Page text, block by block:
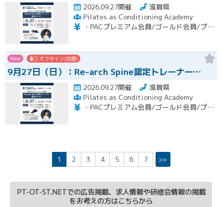
2026.09.27開催
滋賀県
Pilates as Conditioning Academy
・PACプレミアム会員/ゴールド会員/プラチナ会員：9,900円（税込） ・PACスタンダード会員：13,200円（税込） ・フリー会員：16,500円（税込）
New オフライン(対面)
9月27日（日）：Re-arch Spine認定トレーナー…
2026.09.27開催
滋賀県
Pilates as Conditioning Academy
・PACプレミアム会員/ゴールド会員/プラチナ会員：9,900円（税込） ・PACスタンダード会員：13,200円（税込） ・フリー会員：16,500円（税込）
1 2 3 4 5 6 7 >>
PT-OT-ST.NETでの広告掲載、求人情報や研修会情報の掲載
をお考えの方はこちらから